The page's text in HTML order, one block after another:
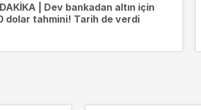
| Dev bankadan altın için
dolar tahmini! Tarih de verdi